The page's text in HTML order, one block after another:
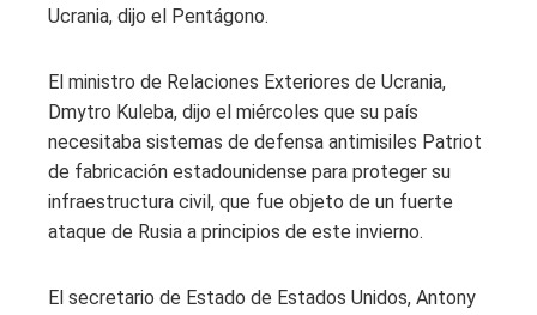
Ucrania, dijo el Pentágono.
El ministro de Relaciones Exteriores de Ucrania,
Dmytro Kuleba, dijo el miércoles que su país
necesitaba sistemas de defensa antimisiles Patriot
de fabricación estadounidense para proteger su
infraestructura civil, que fue objeto de un fuerte
ataque de Rusia a principios de este invierno.
El secretario de Estado de Estados Unidos, Antony